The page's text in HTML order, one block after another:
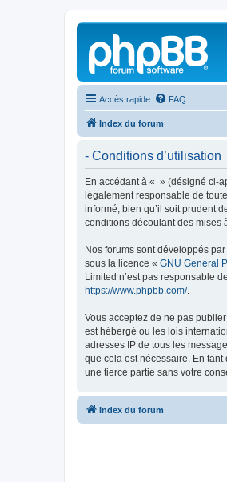
Accès rapide FAQ
Index du forum
- Conditions d’utilisation
En accédant à « » (désigné ci-
légalement responsable de
informé, bien qu’il soit prudent
conditions découlant des mises
Nos forums sont développés
sous la licence « GNU General
Limited n’est pas responsable
https://www.phpbb.com/.
Vous acceptez de ne pas
est hébergé ou les lois
adresses IP de tous les
que cela est nécessaire. En
une tierce partie sans votre
Index du forum